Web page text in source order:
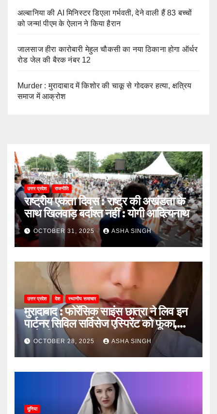
अल्बानिया की AI मिनिस्‍टर डिएला गर्भवती, देने वाली हैं 83 बच्चों
को जन्‍म! पीएम के ऐलान ने किया हैरान
जालसाज हीरा कारोबारी मेहुल चौकसी का नया ठिकाना होगा ऑर्थर
रोड जेल की बैरक नंबर 12
Murder : मुरादाबाद में किशोर की चाकू से गोदकर हत्या, क्षत्रिय
समाज में आक्रोश
उत्तर प्रदेश राजनीति
राष्ट्रीय एकता दिवस : राष्ट्र की अखंडता के
साथ खिलवाड़ बर्दाश्त नहीं : योगी आदित्यनाथ
OCTOBER 31, 2025 ASHA SINGH
उत्तर प्रदेश देश स्थानीय समाचार
मुरादाबाद : फोरेंसिक साइंस छात्रा ने लिव इन
पार्टनर सिविल सर्विसेज एस्पिरेंट को फूंका,
जानें, फिर क्या हुआ…
OCTOBER 28, 2025 ASHA SINGH
दुनिया